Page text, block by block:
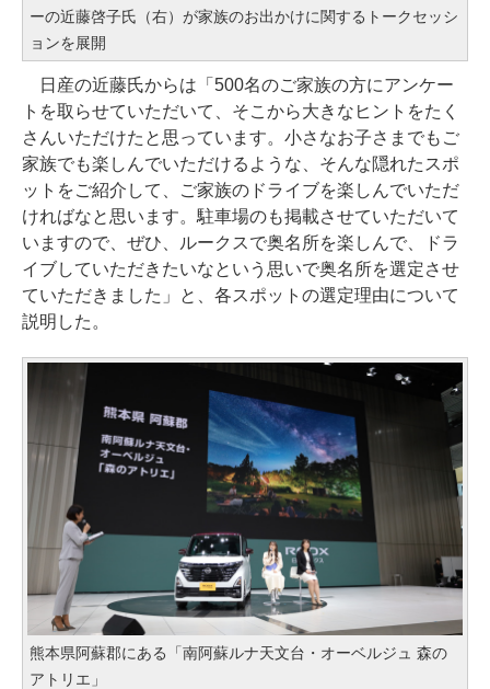
ーの近藤啓子氏（右）が家族のお出かけに関するトークセッシ
ョンを展開
日産の近藤氏からは「500名のご家族の方にアンケー
トを取らせていただいて、そこから大きなヒントをたく
さんいただけたと思っています。小さなお子さまでもご
家族でも楽しんでいただけるような、そんな隠れたスポ
ットをご紹介して、ご家族のドライブを楽しんでいただ
ければなと思います。駐車場のも掲載させていただいて
いますので、ぜひ、ルークスで奥名所を楽しんで、ドラ
イブしていただきたいなという思いで奥名所を選定させ
ていただきました」と、各スポットの選定理由について
説明した。
熊本県阿蘇郡にある「南阿蘇ルナ天文台・オーベルジュ 森の
アトリエ」